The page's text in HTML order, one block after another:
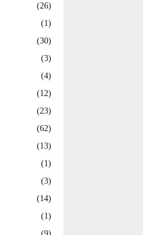
(26)
(1)
(30)
(3)
(4)
(12)
(23)
(62)
(13)
(1)
(3)
(14)
(1)